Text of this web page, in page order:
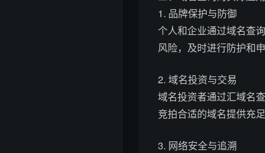
1. 品牌保护与防御
个人和企业通过域名查
风险，及时进行防护和申
2. 域名投资与交易
域名投资者通过汇域名
竞拍合适的域名提供充
3. 网络安全与追溯